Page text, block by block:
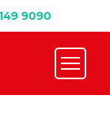
9090